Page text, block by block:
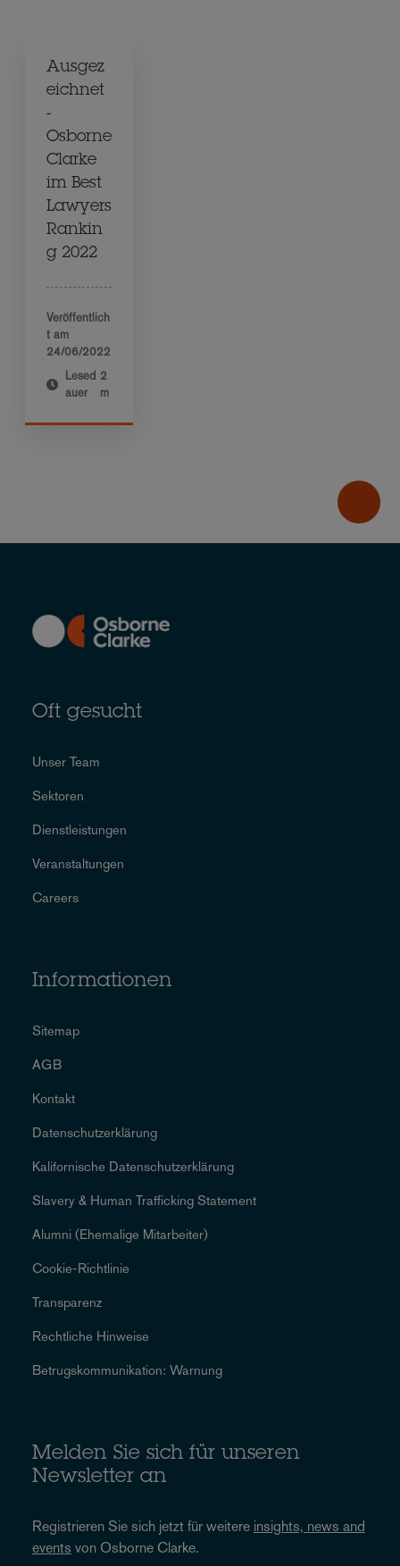
Ausgez
eichnet
-
Osborne
Clarke
im Best
Lawyers
Rankin
g 2022
Veröffentlich
t am
24/06/2022
Lesed
auer
2
m
Oft gesucht
Unser Team
Sektoren
Dienstleistungen
Veranstaltungen
Careers
Informationen
Sitemap
AGB
Kontakt
Datenschutzerklärung
Kalifornische Datenschutzerklärung
Slavery & Human Trafficking Statement
Alumni (Ehemalige Mitarbeiter)
Cookie-Richtlinie
Transparenz
Rechtliche Hinweise
Betrugskommunikation: Warnung
Melden Sie sich für unseren
Newsletter an
Registrieren Sie sich jetzt für weitere insights, news and
events von Osborne Clarke.